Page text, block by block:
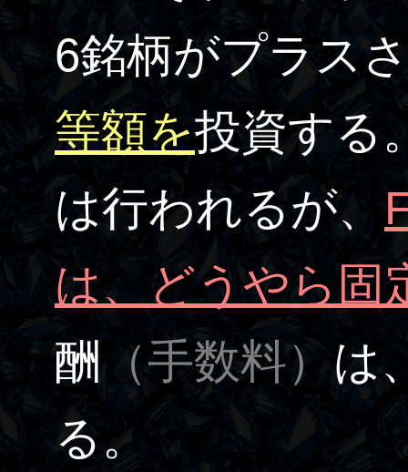
6銘柄がプラス
等額を投資する
は行われるが、
は、どうやら固
酬（手数料） は
る。